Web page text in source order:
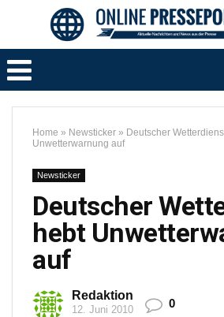
Home » Newsticker » Deutscher
Unwetterwarnung auf
Newsticker
Deutscher
hebt
auf
Redaktion
12. Juni 2010 0